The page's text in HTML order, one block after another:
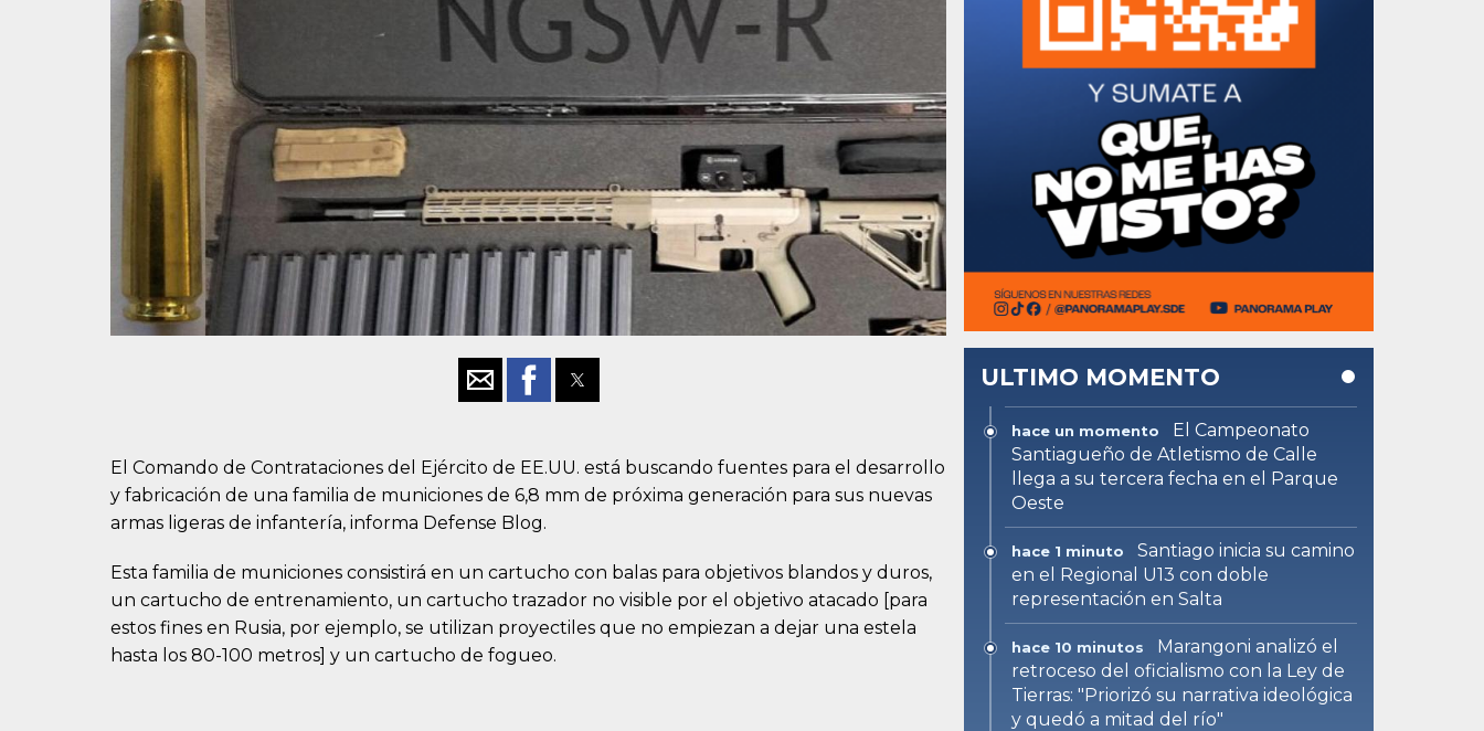
El Comando de Contrataciones del Ejército de EE.UU. está buscando fuentes para el desarrollo
y fabricación de una familia de municiones de 6,8 mm de próxima generación para sus nuevas
armas ligeras de infantería, informa Defense Blog.
Esta familia de municiones consistirá en un cartucho con balas para objetivos blandos y duros,
un cartucho de entrenamiento, un cartucho trazador no visible por el objetivo atacado [para
estos fines en Rusia, por ejemplo, se utilizan proyectiles que no empiezan a dejar una estela
hasta los 80-100 metros] y un cartucho de fogueo.
ULTIMO MOMENTO
hace un momento
El Campeonato
Santiagueño de Atletismo de Calle
llega a su tercera fecha en el Parque
Oeste
hace 1 minuto
Santiago inicia su camino
en el Regional U13 con doble
representación en Salta
hace 10 minutos
Marangoni analizó el
retroceso del oficialismo con la Ley de
Tierras: "Priorizó su narrativa ideológica
y quedó a mitad del río"